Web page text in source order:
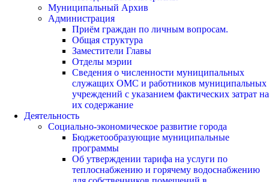
Муниципальный Архив
Администрация
Приём граждан по личным вопросам.
Общая структура
Заместители Главы
Отделы мэрии
Сведения о численности муниципальных
служащих ОМС и работников муниципальных
учреждений с указанием фактических затрат на
их содержание
Деятельность
Социально-экономическое развитие города
Бюджетообразующие муниципальные
программы
Об утверждении тарифа на услуги по
теплоснабжению и горячему водоснабжению